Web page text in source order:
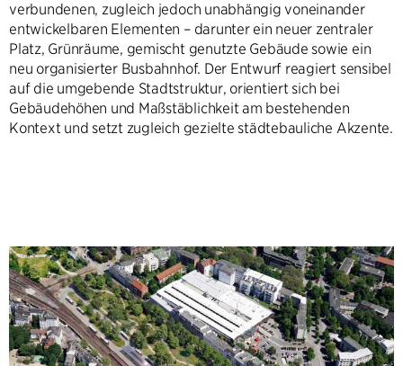
verbundenen, zugleich jedoch unabhängig voneinander
entwickelbaren Elementen – darunter ein neuer zentraler
Platz, Grünräume, gemischt genutzte Gebäude sowie ein
neu organisierter Busbahnhof. Der Entwurf reagiert sensibel
auf die umgebende Stadtstruktur, orientiert sich bei
Gebäudehöhen und Maßstäblichkeit am bestehenden
Kontext und setzt zugleich gezielte städtebauliche Akzente.